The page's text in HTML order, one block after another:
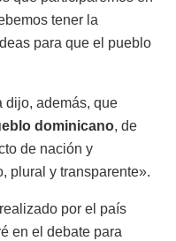
tener la
para que el pueblo
dijo, además, que
dominicano, de
de nación y
plural y transparente».
por el país
en el debate para